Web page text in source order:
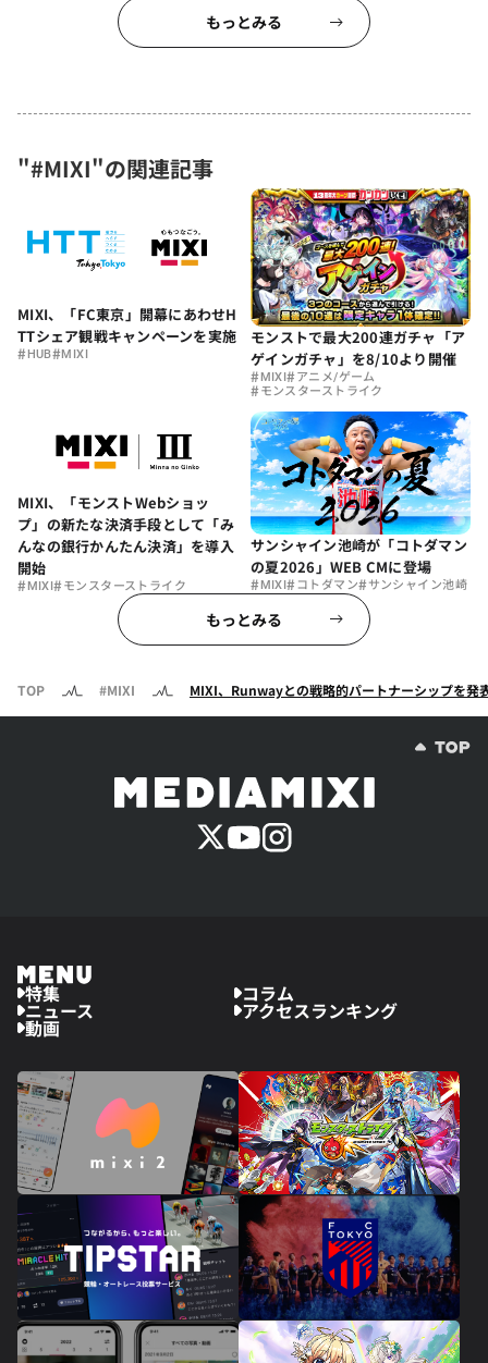
もっとみる
"#MIXI"の関連記事
MIXI、「FC東京」開幕にあわせH
TTシェア観戦キャンペーンを実施
#HUB#MIXI
モンストで最大200連ガチャ「ア
ゲインガチャ」を8/10より開催
#MIXI#アニメ/ゲーム
#モンスターストライク
MIXI、「モンストWebショッ
プ」の新たな決済手段として「み
んなの銀行かんたん決済」を導入
開始
#MIXI#モンスターストライク
サンシャイン池崎が「コトダマン
の夏2026」WEB CMに登場
# MIXI# コトダマン#サンシャイン池崎
もっとみる
TOP #MIXI MIXI、Runwayとの戦略的パートナーシップを発
特集 コラム
ニュース アクセスランキング
動画